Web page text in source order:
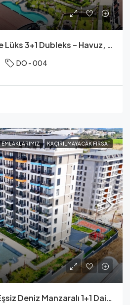
Oba Kavi Dreams’te Lüks 3+1 Dubleks – Havuz, Sauna, Fitness Ve Daha Fazlası!
DO - 004
EMLAKLARIMIZ KAÇIRILMAYACAK FIRSAT
Avsallar’da Satılık Eşsiz Deniz Manzaralı 1+1 Daire